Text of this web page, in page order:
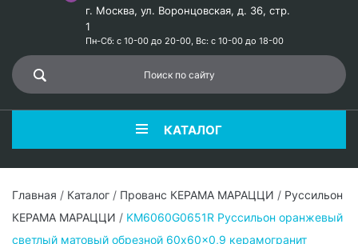
г. Москва, ул. Воронцовская, д. 36, стр.
1
Пн-Сб: с 10-00 до 20-00, Вс: с 10-00 до 18-00
КАТАЛОГ
Главная / Каталог / Прованс КЕРАМА МАРАЦЦИ / Руссильон
КЕРАМА МАРАЦЦИ / KM6060G0651R Руссильон оранжевый
светлый матовый обрезной 60x60x0,9 керамогранит